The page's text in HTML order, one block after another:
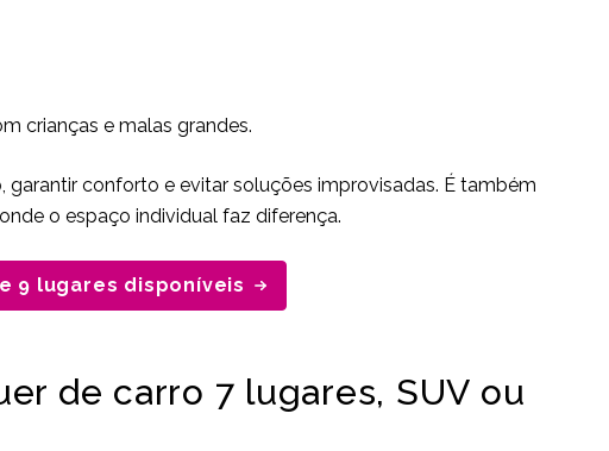
crianças e malas grandes.
garantir conforto e evitar soluções improvisadas. É também
o espaço individual faz diferença.
9 lugares disponíveis
de carro 7 lugares, SUV ou